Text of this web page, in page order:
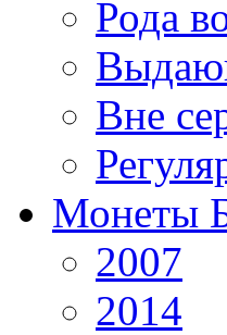
Рода
Вне
Монеты
2007
2014